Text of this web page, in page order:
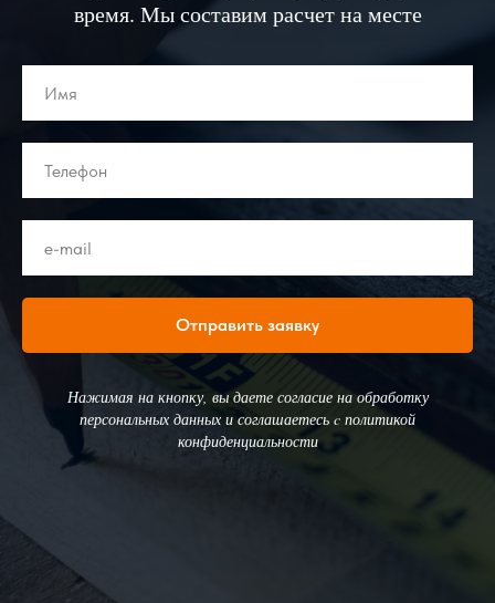
время. Мы составим расчет на месте
Отправить заявку
Нажимая на кнопку, вы даете согласие на обработку
персональных данных и соглашаетесь c политикой
конфиденциальности